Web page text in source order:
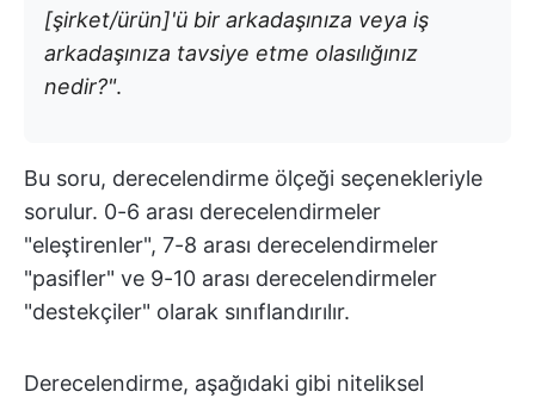
[şirket/ürün]'ü bir arkadaşınıza veya iş
arkadaşınıza tavsiye etme olasılığınız
nedir?".
Bu soru, derecelendirme ölçeği seçenekleriyle
sorulur. 0-6 arası derecelendirmeler
"eleştirenler", 7-8 arası derecelendirmeler
"pasifler" ve 9-10 arası derecelendirmeler
"destekçiler" olarak sınıflandırılır.
Derecelendirme, aşağıdaki gibi niteliksel